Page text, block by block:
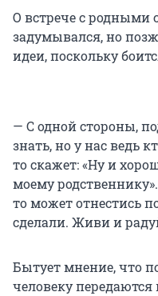
О встрече с родными
задумывался, но
идеи, поскольку
— С одной стороны,
знать, но у нас ведь
то скажет: «Ну и
моему
то может отнестись
сделали. Живи и
Бытует мнение, что
человеку